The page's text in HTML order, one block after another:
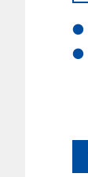
●
●